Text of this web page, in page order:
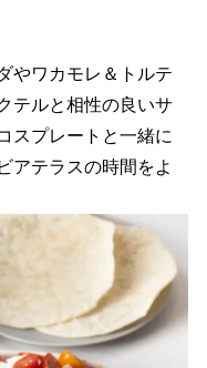
やワカモレ＆トルテ
テルと相性の良いサ
スプレートと一緒に
アテラスの時間をよ